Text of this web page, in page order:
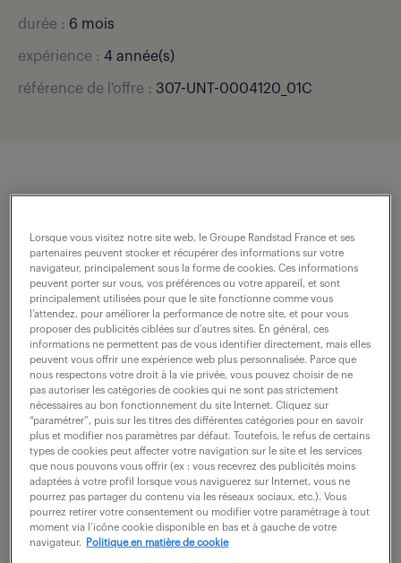
durée : 6 mois
expérience : 4 année(s)
référence de l'offre : 307-UNT-0004120_01C
ans le cadre du nouveau projet en
reconditionnement, nous avons besoin d'un
référent technique qualité qui allie à la fois le
terrain et la partie administrative, vous trouverez
ci-dessous les différentes activités du poste.
Activités significatives
À partir des gammes, plans qualité et définitions
techniques, suivre, consolider et valider les
dossiers de réalisation (plan qualité, relevés,
quality gates, rapports de fin de fabrication) afin
de garantir la conformité des fabrications en série
Lorsque vous visitez notre site web, le Groupe Randstad France et ses
partenaires peuvent stocker et récupérer des informations sur votre
navigateur, principalement sous la forme de cookies. Ces informations
peuvent porter sur vous, vos préférences ou votre appareil, et sont
principalement utilisées pour que le site fonctionne comme vous
l’attendez, pour améliorer la performance de notre site, et pour vous
proposer des publicités ciblées sur d’autres sites. En général, ces
informations ne permettent pas de vous identifier directement, mais elles
peuvent vous offrir une expérience web plus personnalisée. Parce que
nous respectons votre droit à la vie privée, vous pouvez choisir de ne
pas autoriser les catégories de cookies qui ne sont pas strictement
nécessaires au bon fonctionnement du site Internet. Cliquez sur
“paramétrer”, puis sur les titres des différentes catégories pour en savoir
plus et modifier nos paramètres par défaut. Toutefois, le refus de certains
types de cookies peut affecter votre navigation sur le site et les services
que nous pouvons vous offrir (ex : vous recevrez des publicités moins
adaptées à votre profil lorsque vous naviguerez sur Internet, vous ne
pourrez pas partager du contenu via les réseaux sociaux, etc.). Vous
pourrez retirer votre consentement ou modifier votre paramétrage à tout
moment via l’icône cookie disponible en bas et à gauche de votre
navigateur.
Politique en matière de cookie